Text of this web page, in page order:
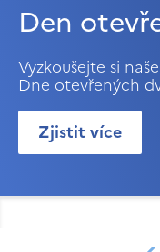
Den
Vyzkoušejte si
Dne otevřených
Zjistit více